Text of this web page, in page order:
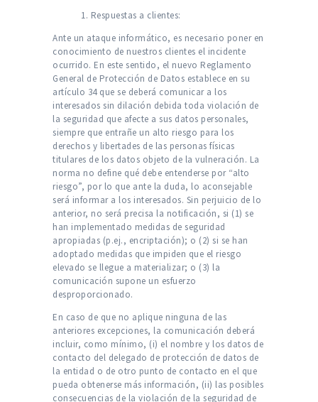
1. Respuestas a clientes:
Ante un ataque informático, es necesario poner en
conocimiento de nuestros clientes el incidente
ocurrido. En este sentido, el nuevo Reglamento
General de Protección de Datos establece en su
artículo 34 que se deberá comunicar a los
interesados sin dilación debida toda violación de
la seguridad que afecte a sus datos personales,
siempre que entrañe un alto riesgo para los
derechos y libertades de las personas físicas
titulares de los datos objeto de la vulneración. La
norma no define qué debe entenderse por “alto
riesgo”, por lo que ante la duda, lo aconsejable
será informar a los interesados. Sin perjuicio de lo
anterior, no será precisa la notificación, si (1) se
han implementado medidas de seguridad
apropiadas (p.ej., encriptación); o (2) si se han
adoptado medidas que impiden que el riesgo
elevado se llegue a materializar; o (3) la
comunicación supone un esfuerzo
desproporcionado.
En caso de que no aplique ninguna de las
anteriores excepciones, la comunicación deberá
incluir, como mínimo, (i) el nombre y los datos de
contacto del delegado de protección de datos de
la entidad o de otro punto de contacto en el que
pueda obtenerse más información, (ii) las posibles
consecuencias de la violación de la seguridad de